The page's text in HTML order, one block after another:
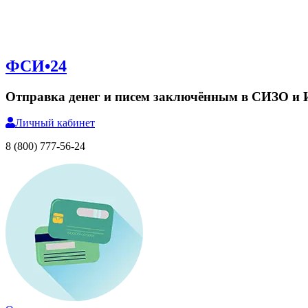
ФСИ•24
Отправка денег и писем заключённым в СИЗО и
Личный кабинет
8 (800) 777-56-24